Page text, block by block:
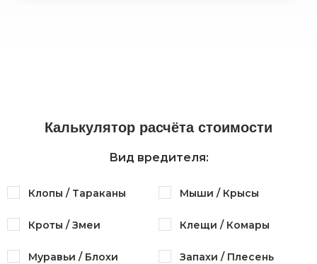
Калькулятор расчёта стоимости
Вид вредителя:
Клопы / Тараканы Мыши / Крысы
Кроты / Змеи Клещи / Комары
Муравьи / Блохи Запахи / Плесень